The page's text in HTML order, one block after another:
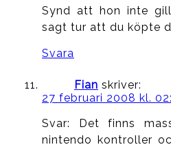
Synd att hon inte
sagt tur att du köpte
Svara
Fian skriver:
27 februari 2008 kl.
Svar: Det finns
nintendo kontroller